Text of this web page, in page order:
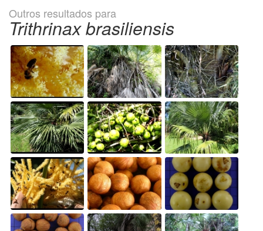
Outros resultados para
Trithrinax brasiliensis